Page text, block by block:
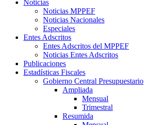
Noticias
Noticias MPPEF
Noticias Nacionales
Especiales
Entes Adscritos
Entes Adscritos del MPPEF
Noticias Entes Adscritos
Publicaciones
Estadísticas Fiscales
Gobierno Central Presupuestario
Ampliada
Mensual
Trimestral
Resumida